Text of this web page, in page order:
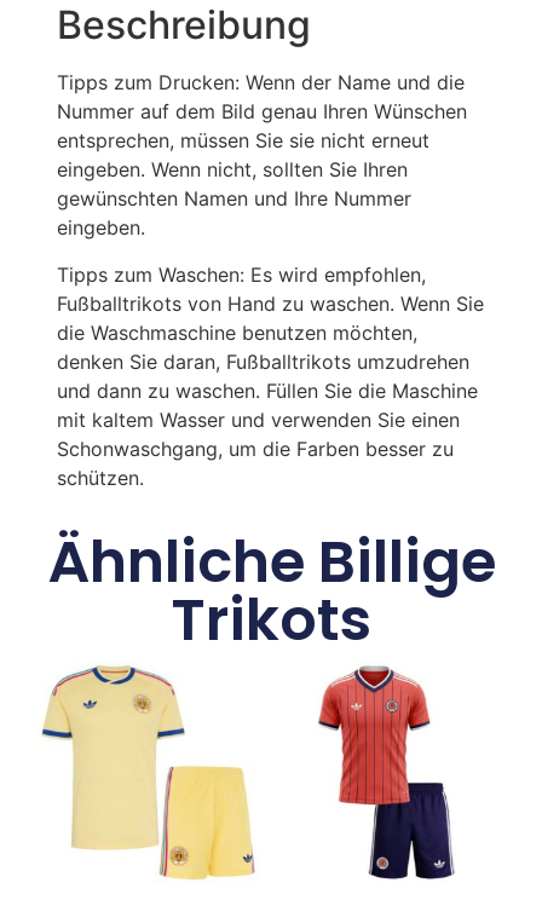
Beschreibung
Tipps zum Drucken: Wenn der Name und die
Nummer auf dem Bild genau Ihren Wünschen
entsprechen, müssen Sie sie nicht erneut
eingeben. Wenn nicht, sollten Sie Ihren
gewünschten Namen und Ihre Nummer
eingeben.
Tipps zum Waschen: Es wird empfohlen,
Fußballtrikots von Hand zu waschen. Wenn Sie
die Waschmaschine benutzen möchten,
denken Sie daran, Fußballtrikots umzudrehen
und dann zu waschen. Füllen Sie die Maschine
mit kaltem Wasser und verwenden Sie einen
Schonwaschgang, um die Farben besser zu
schützen.
Ähnliche Billige
Trikots